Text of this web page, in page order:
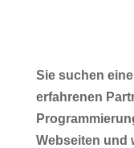
Sie suchen
erfahrenen
Webseiten und